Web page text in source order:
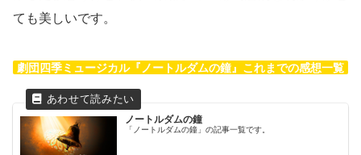
ても美しいです。
劇団四季ミュージカル『ノートルダムの鐘』これまでの感想一覧
ノートルダムの鐘
「ノートルダムの鐘」の記事一覧です。